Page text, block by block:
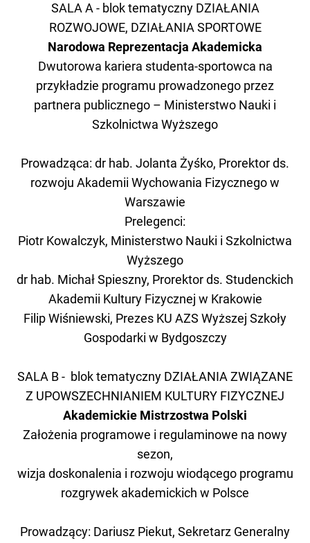
SALA A - blok tematyczny DZIAŁANIA
ROZWOJOWE, DZIAŁANIA SPORTOWE
Narodowa Reprezentacja Akademicka
Dwutorowa kariera studenta-sportowca na
przykładzie programu prowadzonego przez
partnera publicznego – Ministerstwo Nauki i
Szkolnictwa Wyższego
Prowadząca: dr hab. Jolanta Żyśko, Prorektor ds.
rozwoju Akademii Wychowania Fizycznego w
Warszawie
Prelegenci:
Piotr Kowalczyk, Ministerstwo Nauki i Szkolnictwa
Wyższego
dr hab. Michał Spieszny, Prorektor ds. Studenckich
Akademii Kultury Fizycznej w Krakowie
Filip Wiśniewski, Prezes KU AZS Wyższej Szkoły
Gospodarki w Bydgoszczy
SALA B - blok tematyczny DZIAŁANIA ZWIĄZANE
Z UPOWSZECHNIANIEM KULTURY FIZYCZNEJ
Akademickie Mistrzostwa Polski
Założenia programowe i regulaminowe na nowy
sezon,
wizja doskonalenia i rozwoju wiodącego programu
rozgrywek akademickich w Polsce
Prowadzący: Dariusz Piekut, Sekretarz Generalny